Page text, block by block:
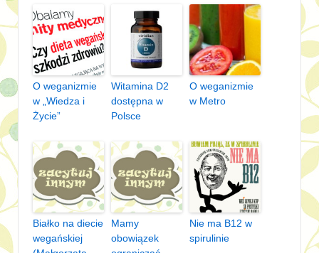
O weganizmie
w „Wiedza i
Życie”
Witamina D2
dostępna w
Polsce
O weganizmie
w Metro
Białko na diecie
wegańskiej
Mamy
obowiązek
Nie ma B12 w
spirulinie